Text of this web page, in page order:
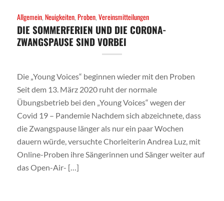
Allgemein,Neuigkeiten,Proben,Vereinsmitteilungen
DIE SOMMERFERIEN UND DIE CORONA-
ZWANGSPAUSE SIND VORBEI
Die „Young Voices“ beginnen wieder mit den Proben
Seit dem 13. März 2020 ruht der normale
Übungsbetrieb bei den „Young Voices“ wegen der
Covid 19 – Pandemie Nachdem sich abzeichnete, dass
die Zwangspause länger als nur ein paar Wochen
dauern würde, versuchte Chorleiterin Andrea Luz, mit
Online-Proben ihre Sängerinnen und Sänger weiter auf
das Open-Air- […]